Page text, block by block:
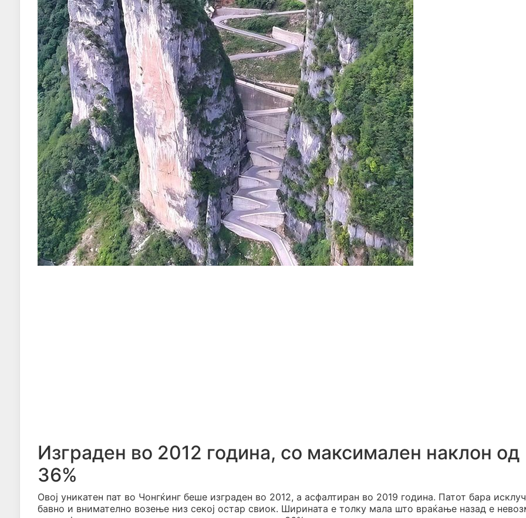
Изграден во 2012 година, со максимален наклон од
36%
Овој уникатен пат во Чонгќинг беше изграден во 2012, а асфалтиран во 2019 година. Патот бара
бавно и внимателно возење низ секој остар свиок. Ширината е толку мала што враќање назад е